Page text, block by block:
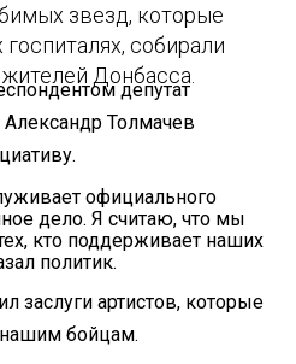
звезд, которые
собирали
Донбасса.
депутат
Толмачев
официального
дело. Я считаю, что мы
кто поддерживает наших
политик.
заслуги артистов, которые
бойцам.